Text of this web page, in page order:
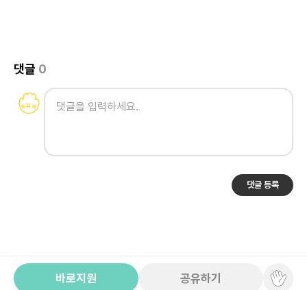
댓글 0
댓글 등록
바로지원 공유하기